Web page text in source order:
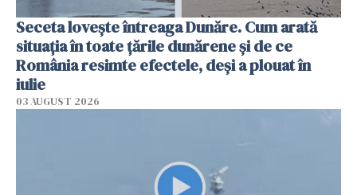
Seceta lovește întreaga Dunăre. Cum arată
situația în toate țările dunărene și de ce
România resimte efectele, deși a plouat în
iulie
03 AUGUST 2026